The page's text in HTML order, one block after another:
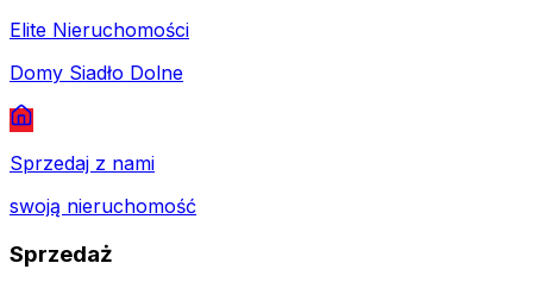
Elite Nieruchomości
Domy Siadło Dolne
Sprzedaj z nami
swoją nieruchomość
Sprzedaż